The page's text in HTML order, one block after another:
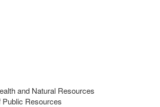
and Natural Resources
Resources